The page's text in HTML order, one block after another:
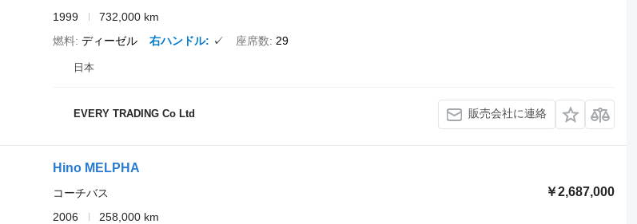
1999
732,000 km
燃料 ディーゼル 右ハンドル ✓ 座席数 29
日本
EVERY TRADING Co Ltd 販売会社に連絡
Hino MELPHA
￥2,687,000
コーチバス
2006
258,000 km